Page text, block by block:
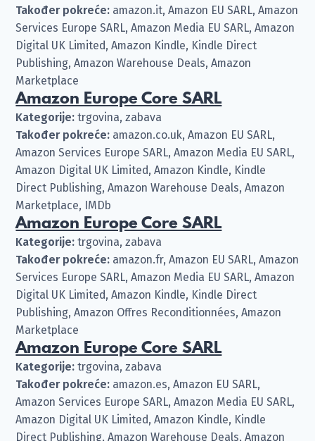
Također pokreće: amazon.it, Amazon EU SARL, Amazon
Services Europe SARL, Amazon Media EU SARL, Amazon
Digital UK Limited, Amazon Kindle, Kindle Direct
Publishing, Amazon Warehouse Deals, Amazon
Marketplace
Amazon Europe Core SARL
Kategorije: trgovina, zabava
Također pokreće: amazon.co.uk, Amazon EU SARL,
Amazon Services Europe SARL, Amazon Media EU SARL,
Amazon Digital UK Limited, Amazon Kindle, Kindle
Direct Publishing, Amazon Warehouse Deals, Amazon
Marketplace, IMDb
Amazon Europe Core SARL
Kategorije: trgovina, zabava
Također pokreće: amazon.fr, Amazon EU SARL, Amazon
Services Europe SARL, Amazon Media EU SARL, Amazon
Digital UK Limited, Amazon Kindle, Kindle Direct
Publishing, Amazon Offres Reconditionnées, Amazon
Marketplace
Amazon Europe Core SARL
Kategorije: trgovina, zabava
Također pokreće: amazon.es, Amazon EU SARL,
Amazon Services Europe SARL, Amazon Media EU SARL,
Amazon Digital UK Limited, Amazon Kindle, Kindle
Direct Publishing, Amazon Warehouse Deals, Amazon